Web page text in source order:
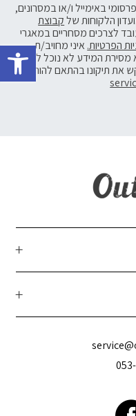
באימייל ו/או במסרונים,
הלקוחות שלקבוצת
לצרכים מסחריים במאגרי
הפרטיות. איני מחויב/ת
מסירת המידע לא נוכל לשלוח
את תיקונו בהתאם להוראות